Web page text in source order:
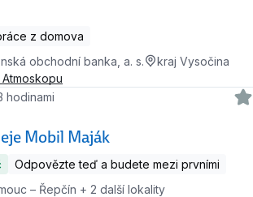
z domova
obchodní banka, a. s.
kraj Vysočina
Mobil Maják
hodinami
Odpovězte teď a budete mezi prvními
– Řepčín + 2 další lokality